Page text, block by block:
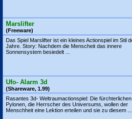
Marslifter
(Freeware)
Das Spiel Marslifter ist ein kleines Actionspiel im Stil
Jahre. Story: Nachdem die Menscheit das innere
Sonnensystem besiedelt ...
Ufo- Alarm 3d
(Shareware, 1.99)
Rasantes 3d- Weltraumactionspiel: Die fürchterlichen
Pylonen, die Herrscher des Universums, wollen der
Menschheit eine Lektion erteilen und sie zu diesem ...